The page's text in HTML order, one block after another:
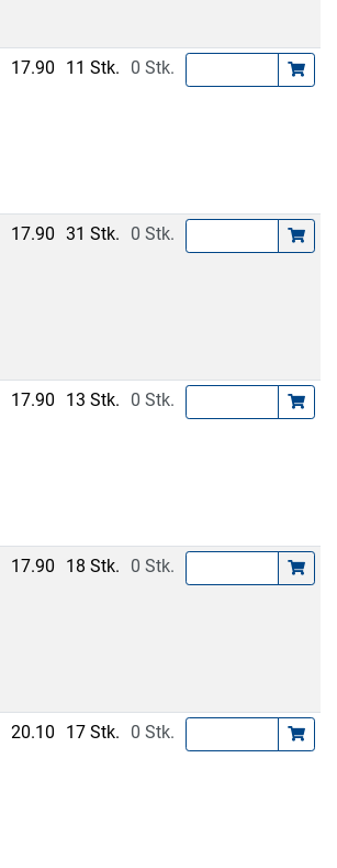
17.90 11 Stk. 0 Stk.
17.90 31 Stk. 0 Stk.
17.90 13 Stk. 0 Stk.
17.90 18 Stk. 0 Stk.
20.10 17 Stk. 0 Stk.